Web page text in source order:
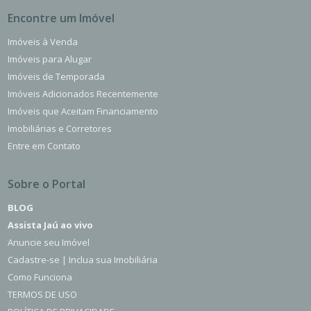
Encontre um Imóvel
Imóveis à Venda
Imóveis para Alugar
Imóveis de Temporada
Imóveis Adicionados Recentemente
Imóveis que Aceitam Financiamento
Imobiliárias e Corretores
Entre em Contato
Sobre o Portal
BLOG
Assista Jaú ao vivo
Anuncie seu Imóvel
Cadastre-se | Inclua sua Imobiliária
Como Funciona
TERMOS DE USO